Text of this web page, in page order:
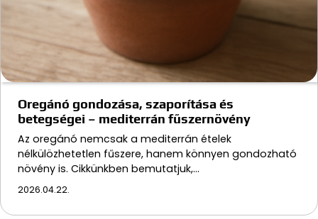
Oregánó gondozása, szaporítása és
betegségei – mediterrán fűszernövény
Az oregánó nemcsak a mediterrán ételek
nélkülözhetetlen fűszere, hanem könnyen gondozható
növény is. Cikkünkben bemutatjuk,…
2026.04.22.